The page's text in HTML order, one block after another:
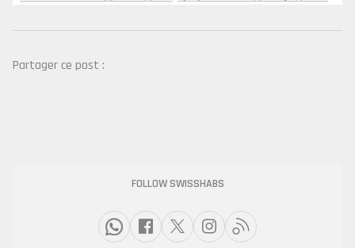
Partager ce post :
FOLLOW SWISSHABS